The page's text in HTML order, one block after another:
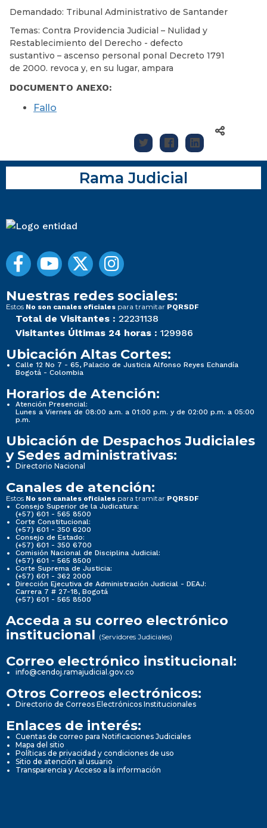
Demandado: Tribunal Administrativo de Santander
Temas: Contra Providencia Judicial – Nulidad y
Restablecimiento del Derecho - defecto
sustantivo – ascenso personal ponal Decreto 1791
de 2000. revoca y, en su lugar, ampara
DOCUMENTO ANEXO:
Fallo
Rama Judicial
Nuestras redes sociales:
Estos No son canales oficiales para tramitar PQRSDF
Total de Visitantes : 22231138
Visitantes Últimas 24 horas : 129986
Ubicación Altas Cortes:
Calle 12 No 7 - 65, Palacio de Justicia Alfonso Reyes Echandía
Bogotá - Colombia
Horarios de Atención:
Atención Presencial:
Lunes a Viernes de 08:00 a.m. a 01:00 p.m. y de 02:00 p.m. a 05:00
p.m.
Ubicación de Despachos Judiciales
y Sedes administrativas:
Directorio Nacional
Canales de atención:
Estos No son canales oficiales para tramitar PQRSDF
Consejo Superior de la Judicatura:
(+57) 601 - 565 8500
Corte Constitucional:
(+57) 601 - 350 6200
Consejo de Estado:
(+57) 601 - 350 6700
Comisión Nacional de Disciplina Judicial:
(+57) 601 - 565 8500
Corte Suprema de Justicia:
(+57) 601 - 362 2000
Dirección Ejecutiva de Administración Judicial - DEAJ:
Carrera 7 # 27-18, Bogotá
(+57) 601 - 565 8500
Acceda a su correo electrónico
institucional (Servidores Judiciales)
Correo electrónico institucional:
info@cendoj.ramajudicial.gov.co
Otros Correos electrónicos:
Directorio de Correos Electrónicos Institucionales
Enlaces de interés:
Cuentas de correo para Notificaciones Judiciales
Mapa del sitio
Políticas de privacidad y condiciones de uso
Sitio de atención al usuario
Transparencia y Acceso a la información